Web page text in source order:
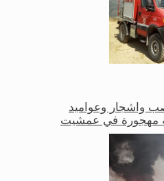
واشجار وعواميد
مهجورة في عمشيت